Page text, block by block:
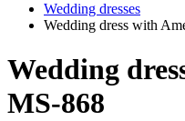
Wedding dresses
Wedding dress with
Wedding
MS-868